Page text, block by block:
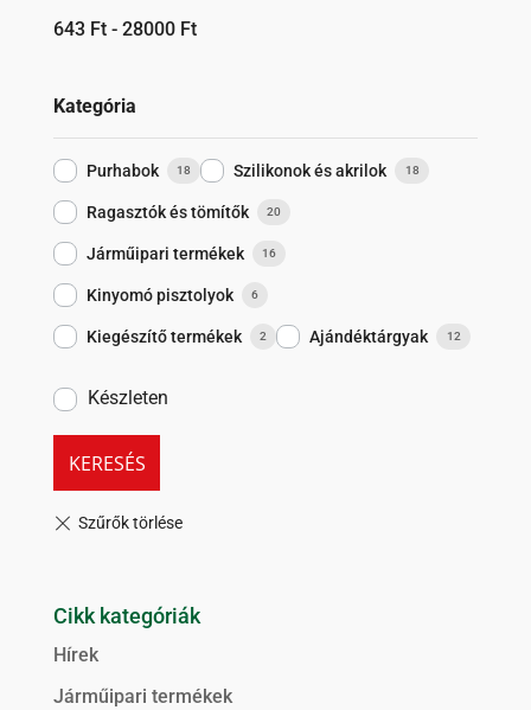
643 Ft- 28000 Ft
Kategória
Purhabok 18 Szilikonok és akrilok 18
Ragasztók és tömítők 20
Járműipari termékek 16
Kinyomó pisztolyok 6
Kiegészítő termékek 2 Ajándéktárgyak 12
Készleten
KERESÉS
Cikk kategóriák
Hírek
Járműipari termékek